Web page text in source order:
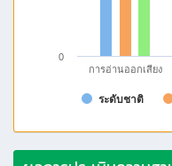
ระดับชาติ
การอ่านออกเสียง
0